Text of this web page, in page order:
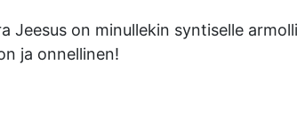
Jeesus on minullekin syntiselle
ja onnellinen!